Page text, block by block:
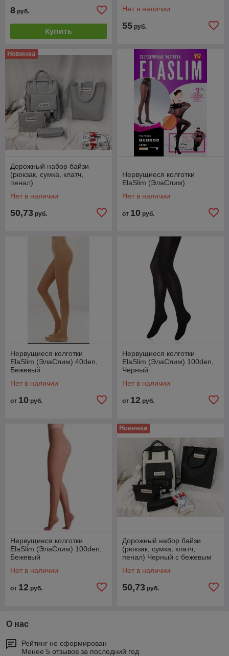
8 руб.
Купить
Нет в наличии
55 руб.
Новинка
Дорожный набор байзи
(рюкзак, сумка, клатч,
пенал)
Нет в наличии
50,73 руб.
Нервущиеся колготки
ElaSlim (ЭлаСлим)
Нет в наличии
от 10 руб.
Нервущиеся колготки
ElaSlim (ЭлаСлим) 40den,
Бежевый
Нет в наличии
от 10 руб.
Нервущиеся колготки
ElaSlim (ЭлаСлим) 100den,
Черный
Нет в наличии
от 12 руб.
Нервущиеся колготки
ElaSlim (ЭлаСлим) 100den,
Бежевый
Нет в наличии
от 12 руб.
Новинка
Дорожный набор байзи
(рюкзак, сумка, клатч,
пенал) Черный с бежевым
Нет в наличии
50,73 руб.
О нас
Рейтинг не сформирован
Менее 5 отзывов за последний год